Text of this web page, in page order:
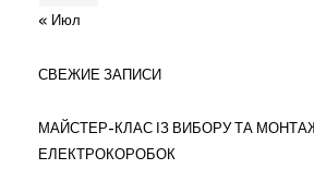
« Июл
СВЕЖИЕ ЗАПИСИ
МАЙСТЕР-КЛАС ІЗ ВИБОРУ ТА
ЕЛЕКТРОКОРОБОК